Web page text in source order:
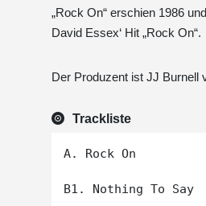
„Rock On“ erschien 1986
David Essex‘ Hit „Rock On“.
Der Produzent ist JJ Burnell
Trackliste
A. Rock On
B1. Nothing To Say